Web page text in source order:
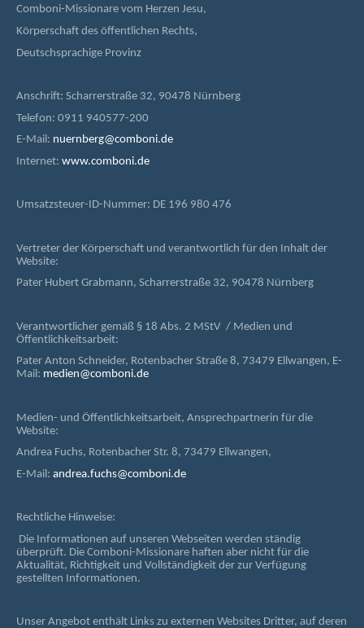
Comboni-Missionare vom Herzen Jesu,
Körperschaft des öffentlichen Rechts,
Deutschsprachige Provinz
Anschrift: Scharrerstraße 32, 90478 Nürnberg
Telefon: 0911 940577-200
E-Mail: nuernberg@comboni.de
Internet: www.comboni.de
Umsatzsteuer-ID-Nummer: DE 196 980 476
Vertreter der Körperschaft und verantwortlich für den Inhalt der
Website:
Pater Hubert Grabmann, Scharrerstraße 32, 90478 Nürnberg
Verantwortlicher gemäß § 18 Abs. 2 MStV / Medien und
Öffentlichkeitsarbeit:
Pater Anton Schneider, Rotenbacher Straße 8, 73479 Ellwangen, E-
Mail: medien@comboni.de
Medien- und Öffentlichkeitsarbeit, Ansprechpartnerin für die
Website:
Andrea Fuchs, Rotenbacher Str. 8, 73479 Ellwangen,
E-Mail: andrea.fuchs@comboni.de
Rechtliche Hinweise:
Die Informationen auf unseren Webseiten werden ständig
überprüft. Die Comboni-Missionare haften aber nicht für die
Aktualität, Richtigkeit und Vollständigkeit der zur Verfügung
gestellten Informationen.
Unser Angebot enthält Links zu externen Websites Dritter, auf deren